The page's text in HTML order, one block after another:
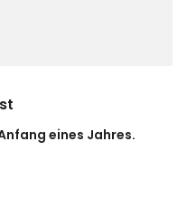
eines Jahres.